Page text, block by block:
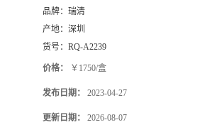
品牌： 瑞清
产地： 深圳
货号： RQ-A2239
价格： ￥1750/盒
发布日期： 2023-04-27
更新日期： 2026-08-07